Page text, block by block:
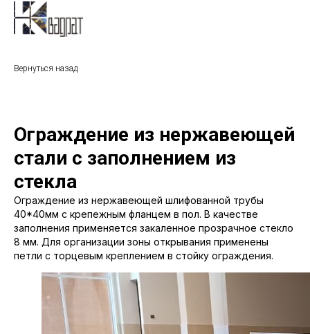
Вернуться назад
Ограждение из нержавеющей
стали с заполнением из
стекла
Ограждение из нержавеющей шлифованной трубы
40*40мм с крепежным фланцем в пол. В качестве
заполнения применяется закаленное прозрачное стекло
8 мм. Для организации зоны открывания применены
петли с торцевым креплением в стойку ограждения.